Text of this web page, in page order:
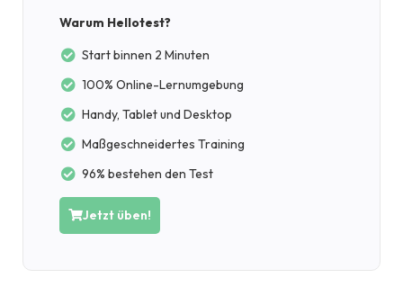
Warum Hellotest?
Start binnen 2 Minuten
100% Online-Lernumgebung
Handy, Tablet und Desktop
Maßgeschneidertes Training
96% bestehen den Test
Jetzt üben!